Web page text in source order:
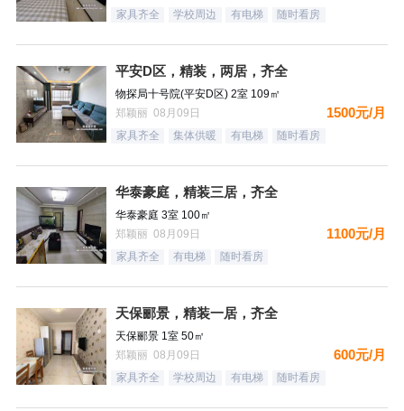
家具齐全 学校周边 有电梯 随时看房
平安D区，精装，两居，齐全
物探局十号院(平安D区) 2室 109㎡
郑颖丽 08月09日
1500元/月
家具齐全 集体供暖 有电梯 随时看房
华泰豪庭，精装三居，齐全
华泰豪庭 3室 100㎡
郑颖丽 08月09日
1100元/月
家具齐全 有电梯 随时看房
天保郦景，精装一居，齐全
天保郦景 1室 50㎡
郑颖丽 08月09日
600元/月
家具齐全 学校周边 有电梯 随时看房